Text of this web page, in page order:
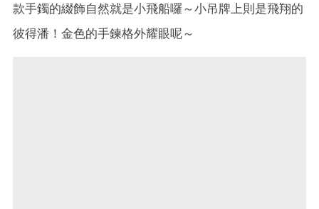
款手鐲的綴飾自然就是小飛船囉～小吊牌上則是飛翔的
彼得潘！金色的手鍊格外耀眼呢～